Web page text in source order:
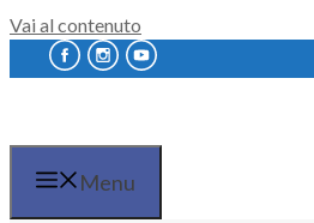
Vai al contenuto
Menu